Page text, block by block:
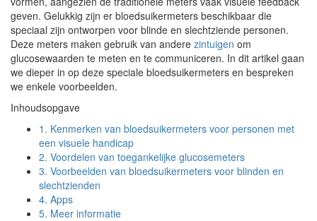
geven. Gelukkig zijn er bloedsuikermeters beschikbaar die
speciaal zijn ontworpen voor blinde en slechtziende personen.
Deze meters maken gebruik van andere zintuigen om
glucosewaarden te meten en te communiceren. In dit artikel gaan
we dieper in op deze speciale bloedsuikermeters en bespreken
we enkele voorbeelden.
Inhoudsopgave
1. Kenmerken van bloedsuikermeters voor personen met
een visuele handicap
2. Voordelen van toegankelijke glucosemeters
3. Voorbeelden van bloedsuikermeters voor blinden en
slechtzienden
4. Apps
5. Meer informatie